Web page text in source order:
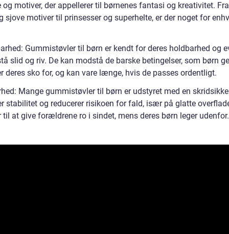
og motiver, der appellerer til børnenes fantasi og kreativitet.
sjove motiver til prinsesser og superhelte, er der noget for
Gummistøvler til børn er kendt for deres holdbarhed og
slid og riv. De kan modstå de barske betingelser, som børn
deres sko for, og kan vare længe, hvis de passes ordentligt.
Mange gummistøvler til børn er udstyret med en
stabilitet og reducerer risikoen for fald, især på glatte
til at give forældrene ro i sindet, mens deres børn leger udenfor.